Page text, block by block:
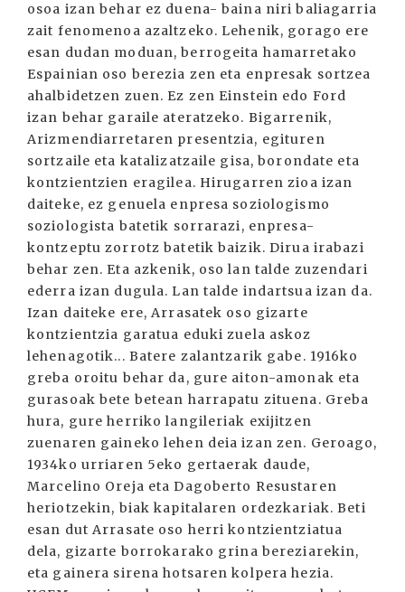
osoa izan behar ez duena- baina niri baliagarria
zait fenomenoa azaltzeko. Lehenik, gorago ere
esan dudan moduan, berrogeita hamarretako
Espainian oso berezia zen eta enpresak sortzea
ahalbidetzen zuen. Ez zen Einstein edo Ford
izan behar garaile ateratzeko. Bigarrenik,
Arizmendiarretaren presentzia, egituren
sortzaile eta katalizatzaile gisa, borondate eta
kontzientzien eragilea. Hirugarren zioa izan
daiteke, ez genuela enpresa soziologismo
soziologista batetik sorrarazi, enpresa-
kontzeptu zorrotz batetik baizik. Dirua irabazi
behar zen. Eta azkenik, oso lan talde zuzendari
ederra izan dugula. Lan talde indartsua izan da.
Izan daiteke ere, Arrasatek oso gizarte
kontzientzia garatua eduki zuela askoz
lehenagotik... Batere zalantzarik gabe. 1916ko
greba oroitu behar da, gure aiton-amonak eta
gurasoak bete betean harrapatu zituena. Greba
hura, gure herriko langileriak exijitzen
zuenaren gaineko lehen deia izan zen. Geroago,
1934ko urriaren 5eko gertaerak daude,
Marcelino Oreja eta Dagoberto Resustaren
heriotzekin, biak kapitalaren ordezkariak. Beti
esan dut Arrasate oso herri kontzientziatua
dela, gizarte borrokarako grina bereziarekin,
eta gainera sirena hotsaren kolpera hezia.